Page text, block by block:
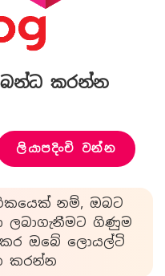
කරන්න
ලියාපදිංචි වන්න
නම්, ඔබට
ලබාගැනීමට ගිණුම
ඔබේ ලොයල්ටි
කරන්න